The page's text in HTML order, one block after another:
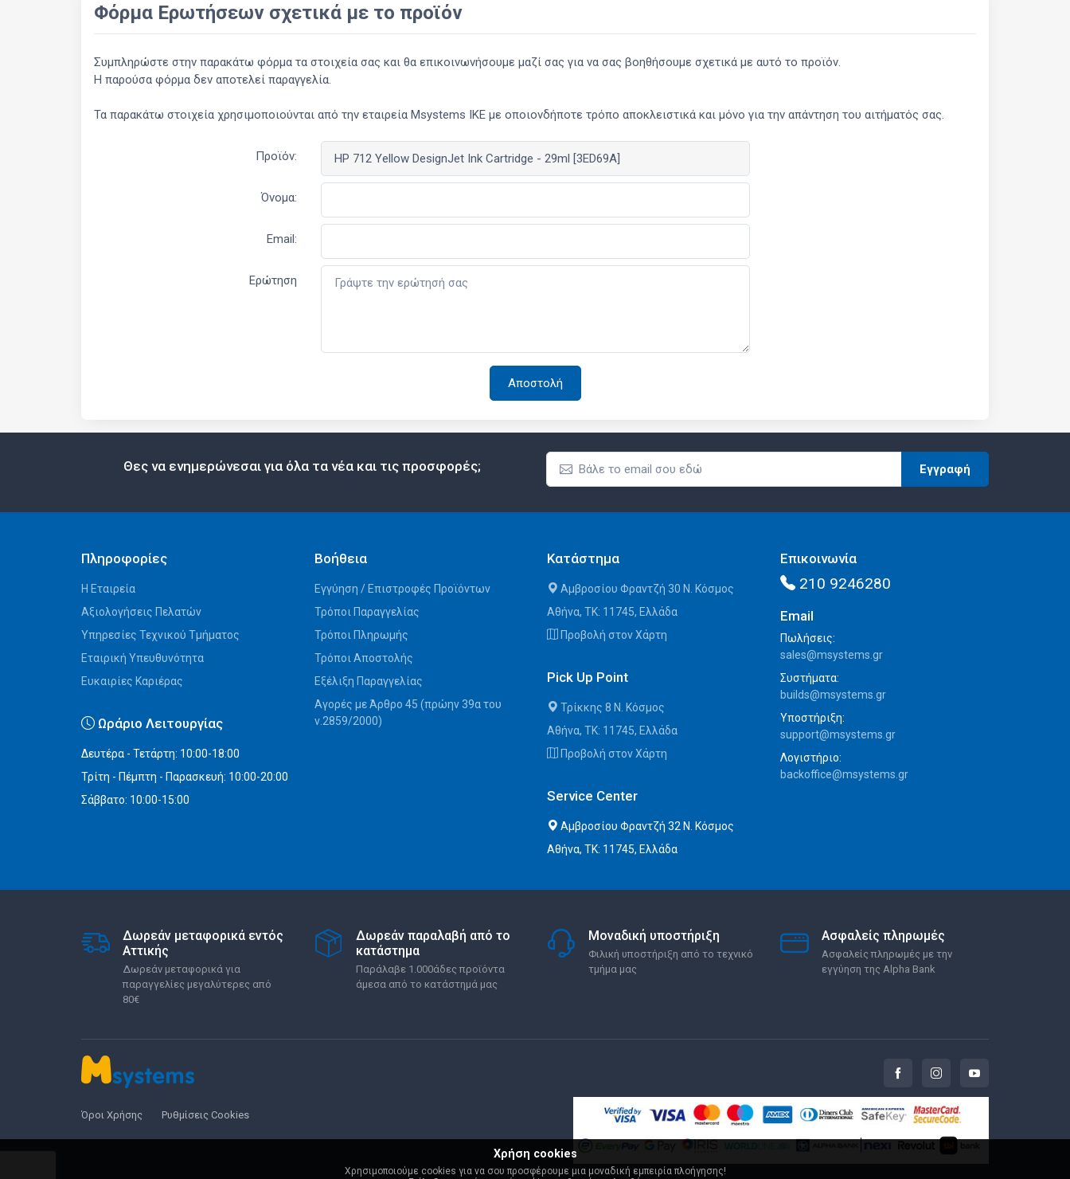
Φόρμα Ερωτήσεων σχετικά με το προϊόν
Συμπληρώστε στην παρακάτω φόρμα τα στοιχεία σας και θα επικοινωνήσουμε μαζί σας για να σας βοηθήσουμε σχετικά με αυτό το προϊόν.
Η παρούσα φόρμα δεν αποτελεί παραγγελία.
Τα παρακάτω στοιχεία χρησιμοποιούνται από την εταιρεία Msystems ΙΚΕ με οποιονδήποτε τρόπο αποκλειστικά και μόνο για την απάντηση του αιτήματός σας.
Προϊόν:
Όνομα:
Email:
Ερώτηση
Θες να ενημερώνεσαι για όλα τα νέα και τις προσφορές; Εγγραφή
Πληροφορίες
Η Εταιρεία
Αξιολογήσεις Πελατών
Υπηρεσίες Τεχνικού Τμήματος
Εταιρική Υπευθυνότητα
Ευκαιρίες Καριέρας
Ωράριο Λειτουργίας
Δευτέρα - Τετάρτη: 10:00-18:00
Τρίτη - Πέμπτη - Παρασκευή: 10:00-20:00
Σάββατο: 10:00-15:00
Βοήθεια
Εγγύηση / Επιστροφές Προϊόντων
Τρόποι Παραγγελίας
Τρόποι Πληρωμής
Τρόποι Αποστολής
Εξέλιξη Παραγγελίας
Αγορές με Άρθρο 45 (πρώην 39α του
ν.2859/2000)
Κατάστημα
Αμβροσίου Φραντζή 30 Ν. Κόσμος
Αθήνα, ΤΚ: 11745, Ελλάδα
Προβολή στον Χάρτη
Pick Up Point
Τρίκκης 8 Ν. Κόσμος
Αθήνα, ΤΚ: 11745, Ελλάδα
Προβολή στον Χάρτη
Service Center
Αμβροσίου Φραντζή 32 Ν. Κόσμος
Αθήνα, ΤΚ: 11745, Ελλάδα
Επικοινωνία
210 9246280
Email
Πωλήσεις:
sales@msystems.gr
Συστήματα:
builds@msystems.gr
Υποστήριξη:
support@msystems.gr
Λογιστήριο:
backoffice@msystems.gr
Δωρεάν μεταφορικά εντός
Αττικής
Δωρεάν μεταφορικά για
παραγγελίες μεγαλύτερες από
80€
Δωρεάν παραλαβή από το
κατάστημα
Παράλαβε 1.000άδες προϊόντα
άμεσα από το κατάστημά μας
Μοναδική υποστήριξη
Φιλική υποστήριξη από το τεχνικό
τμήμα μας
Ασφαλείς πληρωμές
Ασφαλείς πληρωμές με την
εγγύηση της Alpha Bank
Όροι Χρήσης Ρυθμίσεις Cookies
Χρήση cookies
Χρησιμοποιούμε cookies για να σου προσφέρουμε μια μοναδική εμπειρία πλοήγησης!